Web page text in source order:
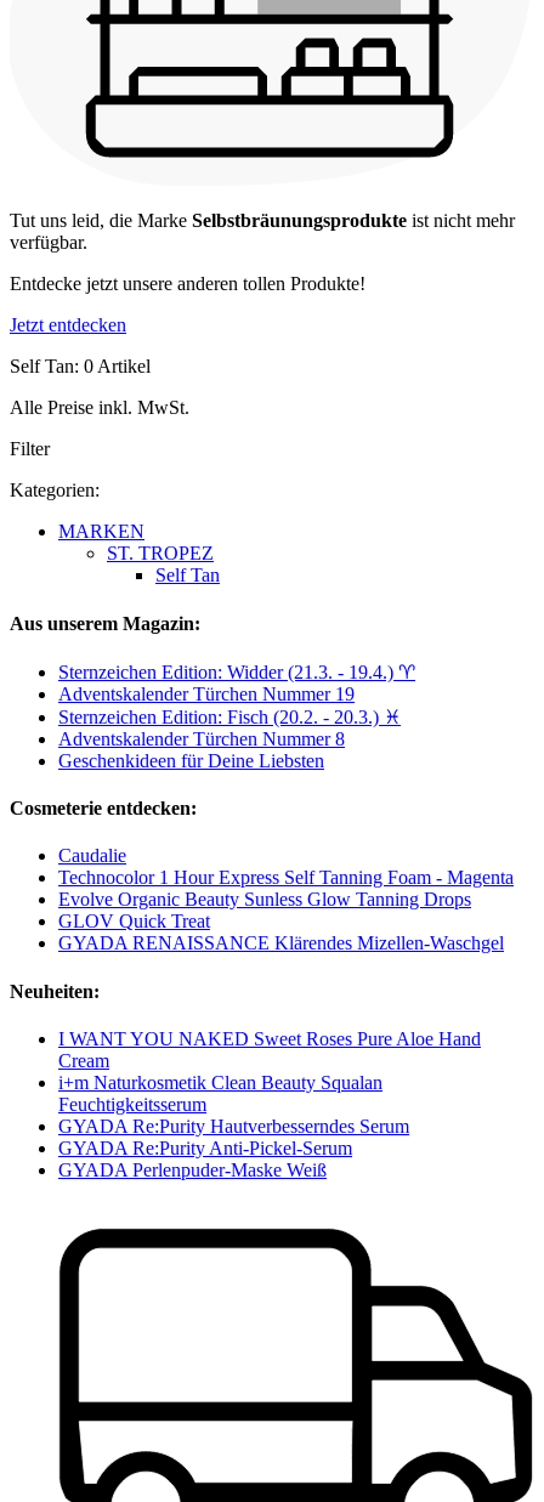
Tut uns leid, die Marke Selbstbräunungsprodukte ist nicht mehr
verfügbar.
Entdecke jetzt unsere anderen tollen Produkte!
Jetzt entdecken
Self Tan: 0 Artikel
Alle Preise inkl. MwSt.
Filter
Kategorien:
MARKEN
ST. TROPEZ
Self Tan
Aus unserem Magazin:
Sternzeichen Edition: Widder (21.3. - 19.4.) ♈︎
Adventskalender Türchen Nummer 19
Sternzeichen Edition: Fisch (20.2. - 20.3.) ♓
Adventskalender Türchen Nummer 8
Geschenkideen für Deine Liebsten
Cosmeterie entdecken:
Caudalie
Technocolor 1 Hour Express Self Tanning Foam - Magenta
Evolve Organic Beauty Sunless Glow Tanning Drops
GLOV Quick Treat
GYADA RENAISSANCE Klärendes Mizellen-Waschgel
Neuheiten:
I WANT YOU NAKED Sweet Roses Pure Aloe Hand
Cream
i+m Naturkosmetik Clean Beauty Squalan
Feuchtigkeitsserum
GYADA Re:Purity Hautverbesserndes Serum
GYADA Re:Purity Anti-Pickel-Serum
GYADA Perlenpuder-Maske Weiß